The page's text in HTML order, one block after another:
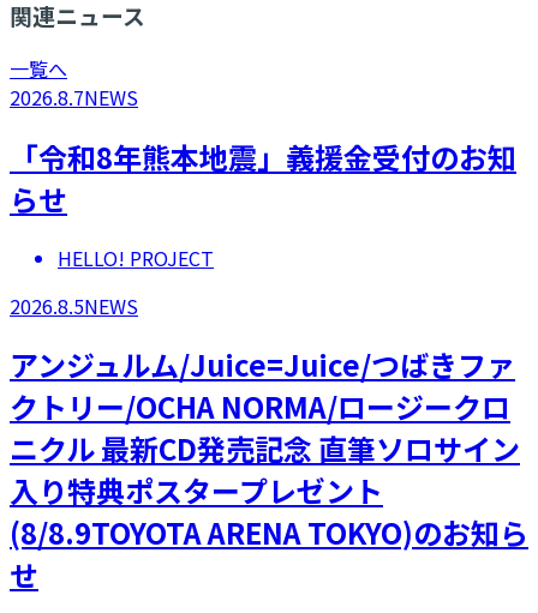
関連ニュース
一覧へ
2026.8.7NEWS
「令和8年熊本地震」義援金受付のお知
らせ
HELLO! PROJECT
2026.8.5NEWS
アンジュルム/Juice=Juice/つばきファ
クトリー/OCHA NORMA/ロージークロ
ニクル 最新CD発売記念 直筆ソロサイン
入り特典ポスタープレゼント
(8/8.9TOYOTA ARENA TOKYO)のお知ら
せ